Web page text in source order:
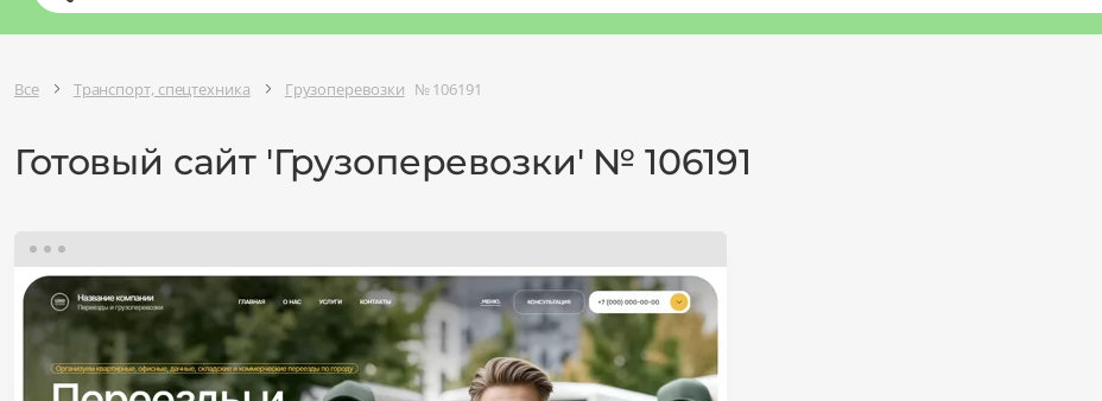
Все Транспорт, спецтехника Грузоперевозки № 106191
Готовый сайт 'Грузоперевозки' № 106191